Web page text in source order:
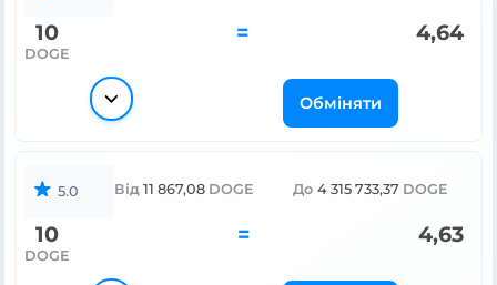
10
DOGE
= 4,64
Обміняти
5.0 Від 11 867,08 DOGE До 4 315 733,37 DOGE
10
DOGE
= 4,63